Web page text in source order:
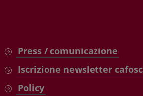
Press / comunicazione
Iscrizione newsletter
Policy